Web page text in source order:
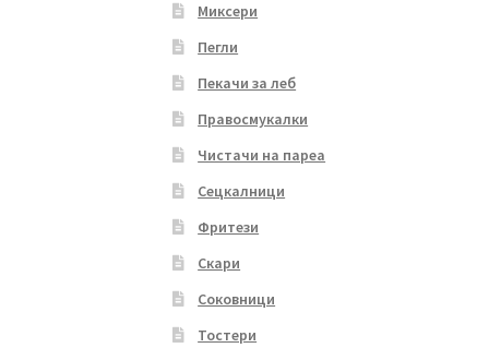
Миксери
Пегли
Пекачи за леб
Правосмукалки
Чистачи на пареа
Сецкалници
Фритези
Скари
Соковници
Тостери